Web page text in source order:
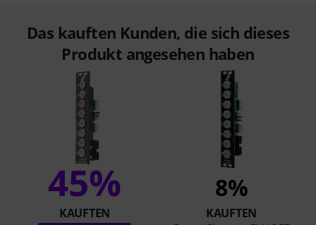
Das kauften Kunden, die sich dieses
Produkt angesehen haben
45%
KAUFTEN
8%
KAUFTEN